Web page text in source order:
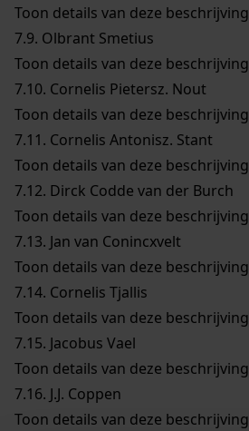
Toon details van deze beschrijving
7.9. Olbrant Smetius
Toon details van deze beschrijving
7.10. Cornelis Pietersz. Nout
Toon details van deze beschrijving
7.11. Cornelis Antonisz. Stant
Toon details van deze beschrijving
7.12. Dirck Codde van der Burch
Toon details van deze beschrijving
7.13. Jan van Conincxvelt
Toon details van deze beschrijving
7.14. Cornelis Tjallis
Toon details van deze beschrijving
7.15. Jacobus Vael
Toon details van deze beschrijving
7.16. J.J. Coppen
Toon details van deze beschrijving